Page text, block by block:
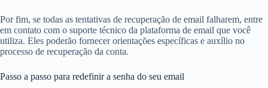
Por fim, se todas as tentativas de recuperação de email falharem, entre
em contato com o suporte técnico da plataforma de email que você
utiliza. Eles poderão fornecer orientações específicas e auxílio no
processo de recuperação da conta.
Passo a passo para redefinir a senha do seu email